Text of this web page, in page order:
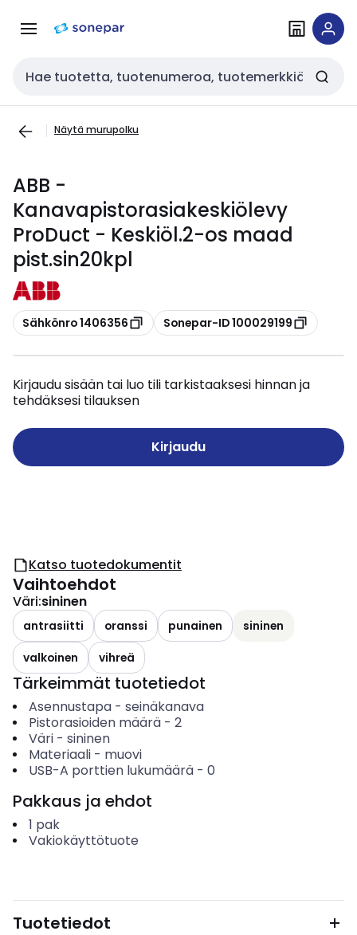
navigointiinsisältöön
Haku
Näytä murupolku
ABB -
Kanavapistorasiakeskiölevy
ProDuct - Keskiöl.2-os maad
pist.sin20kpl
Kopioi
Sähkönro 1406356 Kopioi
Sonepar-ID 100029199
Kirjaudu sisään tai luo tili tarkistaaksesi hinnan ja
tehdäksesi tilauksen
Kirjaudu
Katso tuotedokumentit
Vaihtoehdot
Väri:sininen
antrasiitti oranssi punainen
sininen
valkoinen
vihreä
Tärkeimmät tuotetiedot
Asennustapa- seinäkanava
Pistorasioiden määrä- 2
Väri- sininen
Materiaali- muovi
USB-A porttien lukumäärä- 0
Pakkaus ja ehdot
1 pak
Vakiokäyttötuote
Tuotetiedot